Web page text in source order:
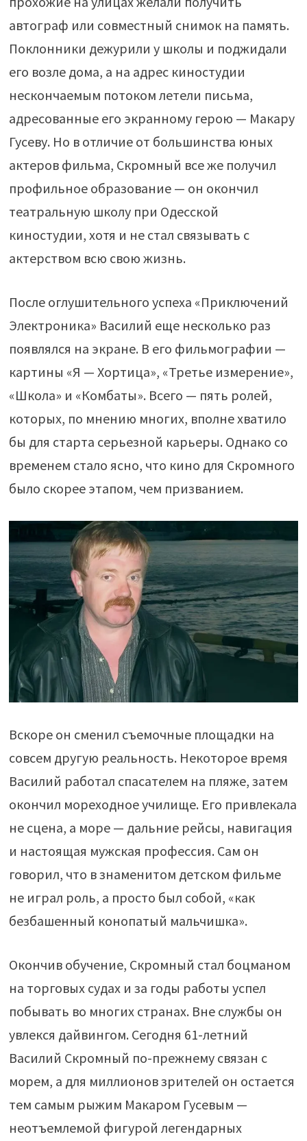
автограф или совместный снимок на память.
Поклонники дежурили у школы и поджидали
его возле дома, а на адрес киностудии
нескончаемым потоком летели письма,
адресованные его экранному герою — Макару
Гусеву. Но в отличие от большинства юных
актеров фильма, Скромный все же получил
профильное образование — он окончил
театральную школу при Одесской
киностудии, хотя и не стал связывать с
актерством всю свою жизнь.
После оглушительного успеха «Приключений
Электроника» Василий еще несколько раз
появлялся на экране. В его фильмографии —
картины «Я — Хортица», «Третье измерение»,
«Школа» и «Комбаты». Всего — пять ролей,
которых, по мнению многих, вполне хватило
бы для старта серьезной карьеры. Однако со
временем стало ясно, что кино для Скромного
было скорее этапом, чем призванием.
Вскоре он сменил съемочные площадки на
совсем другую реальность. Некоторое время
Василий работал спасателем на пляже, затем
окончил мореходное училище. Его привлекала
не сцена, а море — дальние рейсы, навигация
и настоящая мужская профессия. Сам он
говорил, что в знаменитом детском фильме
не играл роль, а просто был собой, «как
безбашенный конопатый мальчишка».
Окончив обучение, Скромный стал боцманом
на торговых судах и за годы работы успел
побывать во многих странах. Вне службы он
увлекся дайвингом. Сегодня 61-летний
Василий Скромный по-прежнему связан с
морем, а для миллионов зрителей он остается
тем самым рыжим Макаром Гусевым —
неотъемлемой фигурой легендарных